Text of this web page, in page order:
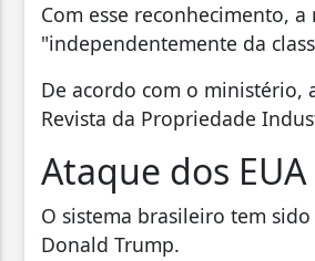
Com esse reconhecimento,
"independentemente da
De acordo com o ministério,
Revista da Propriedade
Ataque dos EUA
O sistema brasileiro tem
Donald Trump.